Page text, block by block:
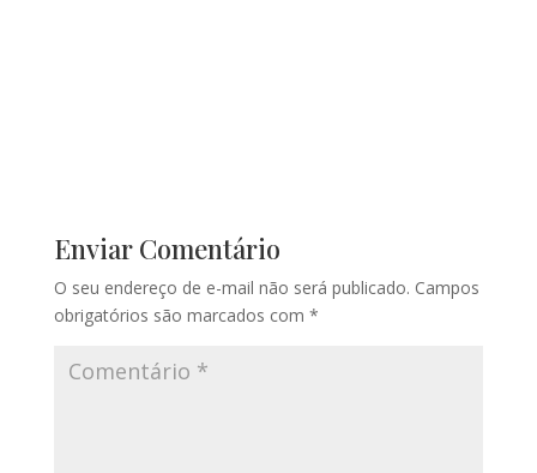
Enviar Comentário
O seu endereço de e-mail não será publicado. Campos
obrigatórios são marcados com *